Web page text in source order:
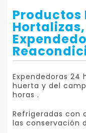
Productos
Expendedoras 24
huerta y del
horas .
Refrigeradas con
las conservación